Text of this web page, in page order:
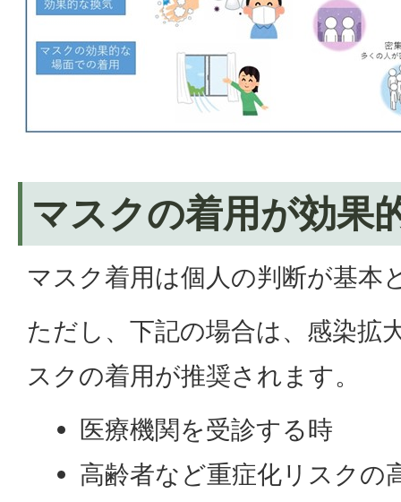
マスクの着用が効果
マスク着用は個人の判断が基本
ただし、下記の場合は、感染拡
スクの着用が推奨されます。
医療機関を受診する時
高齢者など重症化リスクの